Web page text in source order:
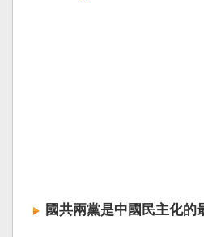
國共兩黨是中國民主化的